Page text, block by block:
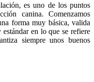
es uno de los puntos
canina. Comenzamos
forma muy básica, valida
en lo que se refiere
siempre unos buenos